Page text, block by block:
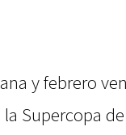
y febrero
Supercopa